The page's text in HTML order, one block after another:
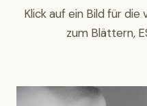
Klick auf ein Bild für die
zum Blättern,